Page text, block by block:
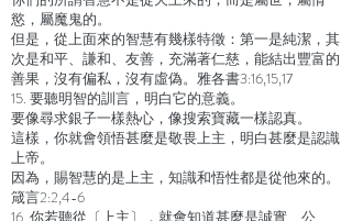
慾，屬魔鬼的。
但是，從上面來的智慧有幾樣特徵：第一是純潔，其
次是和平、謙和、友善，充滿著仁慈，能結出豐富的
善果，沒有偏私，沒有虛偽。雅各書3:16,15,17
15. 要聽明智的訓言，明白它的意義。
要像尋求銀子一樣熱心，像搜索寶藏一樣認真。
這樣，你就會領悟甚麼是敬畏上主，明白甚麼是認識
上帝。
因為，賜智慧的是上主，知識和悟性都是從他來的。
箴言2:2,4-6